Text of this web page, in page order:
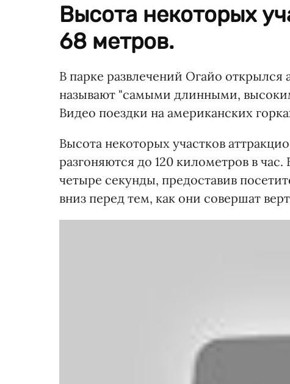
Высота некоторых
68 метров.
В парке развлечений Огайо открылся
называют "самыми длинными,
Видео поездки на американских
Высота некоторых участков
разгоняются до 120 километров в
четыре секунды, предоставив
вниз перед тем, как они совершат